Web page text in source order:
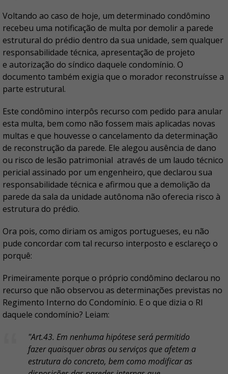
Voltando ao caso de hoje, um determinado condômino
recebeu uma notificação de multa por demolir a parede
estrutural do prédio dentro da sua unidade, sem qualquer
responsabilidade técnica, apresentação de projeto
e autorização do síndico daquele condomínio. O
documento também exigia que o morador reconstruísse a
parte estrutural.
Este condômino interpôs recurso com pedido para anular
esta multa, bem como não fossem mais aplicadas novas
multas e que houvesse o cancelamento da determinação
de reconstrução da parede. Ele alegou ausência de dano
ou risco de lesão patrimonial através de um laudo técnico
pericial assinado por um engenheiro, que declarou sua
responsabilidade técnica e afirmou que a demolição da
parede da sala da unidade autônoma não oferecia risco à
estrutura do prédio.
Ora pois, como diriam os amigos portugueses, eu não
pude concordar com tal recurso interposto e esclareço o
porquê:
Primeiramente porque o próprio condômino declarou no
recurso que não observou as determinações previstas no
Regimento Interno do Condomínio. E o que dizia o RI
daquele condomínio? Leiam:
"Art.43. Em nenhuma hipótese será permitido
fazer quaisquer obras ou serviços que afetem a
estrutura do concreto, bem como modificar as